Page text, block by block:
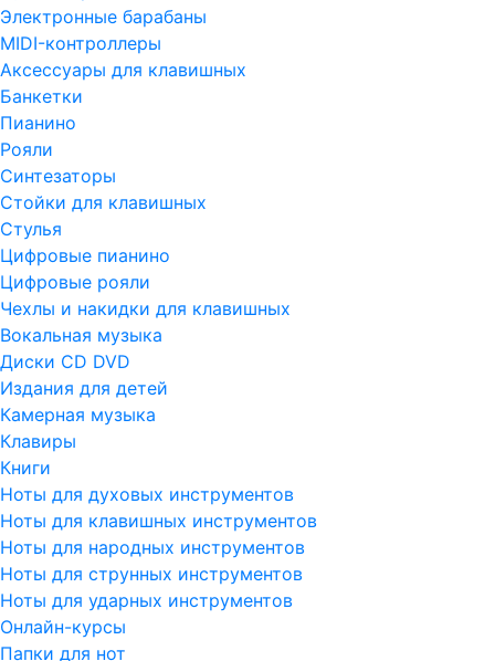
Электронные барабаны
MIDI-контроллеры
Аксессуары для клавишных
Банкетки
Пианино
Рояли
Синтезаторы
Стойки для клавишных
Стулья
Цифровые пианино
Цифровые рояли
Чехлы и накидки для клавишных
Вокальная музыка
Диски CD DVD
Издания для детей
Камерная музыка
Клавиры
Книги
Ноты для духовых инструментов
Ноты для клавишных инструментов
Ноты для народных инструментов
Ноты для струнных инструментов
Ноты для ударных инструментов
Онлайн-курсы
Папки для нот